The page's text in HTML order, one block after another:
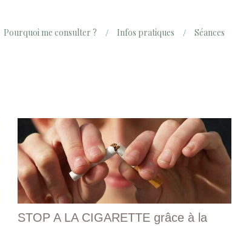
Pourquoi me consulter ? Infos pratiques Séances
STOP A LA CIGARETTE grâce à la